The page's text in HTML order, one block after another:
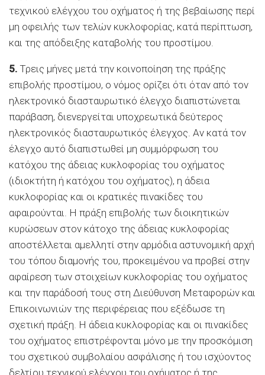
τεχνικού ελέγχου του οχήματος ή της βεβαίωσης περί
μη οφειλής των τελών κυκλοφορίας, κατά περίπτωση,
και της απόδειξης καταβολής του προστίμου.
5. Τρεις μήνες μετά την κοινοποίηση της πράξης
επιβολής προστίμου, ο νόμος ορίζει ότι όταν από τον
ηλεκτρονικό διασταυρωτικό έλεγχο διαπιστώνεται
παράβαση, διενεργείται υποχρεωτικά δεύτερος
ηλεκτρονικός διασταυρωτικός έλεγχος. Αν κατά τον
έλεγχο αυτό διαπιστωθεί μη συμμόρφωση του
κατόχου της άδειας κυκλοφορίας του οχήματος
(ιδιοκτήτη ή κατόχου του οχήματος), η άδεια
κυκλοφορίας και οι κρατικές πινακίδες του
αφαιρούνται. Η πράξη επιβολής των διοικητικών
κυρώσεων στον κάτοχο της άδειας κυκλοφορίας
αποστέλλεται αμελλητί στην αρμόδια αστυνομική αρχή
του τόπου διαμονής του, προκειμένου να προβεί στην
αφαίρεση των στοιχείων κυκλοφορίας του οχήματος
και την παράδοσή τους στη Διεύθυνση Μεταφορών και
Επικοινωνιών της περιφέρειας που εξέδωσε τη
σχετική πράξη. Η άδεια κυκλοφορίας και οι πινακίδες
του οχήματος επιστρέφονται μόνο με την προσκόμιση
του σχετικού συμβολαίου ασφάλισης ή του ισχύοντος
δελτίου τεχνικού ελέγχου του οχήματος ή της